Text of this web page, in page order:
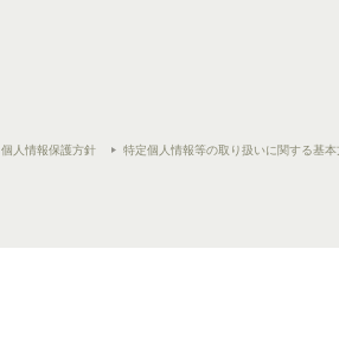
個人情報保護方針 特定個人情報等の取り扱いに関する基本